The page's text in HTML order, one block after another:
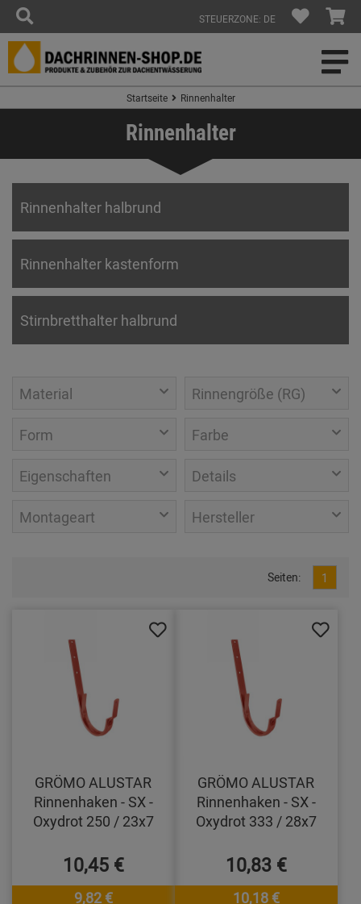
STEUERZONE: DE
Startseite Rinnenhalter
Rinnenhalter
Rinnenhalter halbrund
Rinnenhalter kastenform
Stirnbretthalter halbrund
Material Rinnengröße (RG)
Form Farbe
Eigenschaften Details
Montageart Hersteller
Seiten: 1
GRÖMO ALUSTAR
Rinnenhaken - SX -
Oxydrot 250 / 23x7
10,45 €
9,82 €
GRÖMO ALUSTAR
Rinnenhaken - SX -
Oxydrot 333 / 28x7
10,83 €
10,18 €